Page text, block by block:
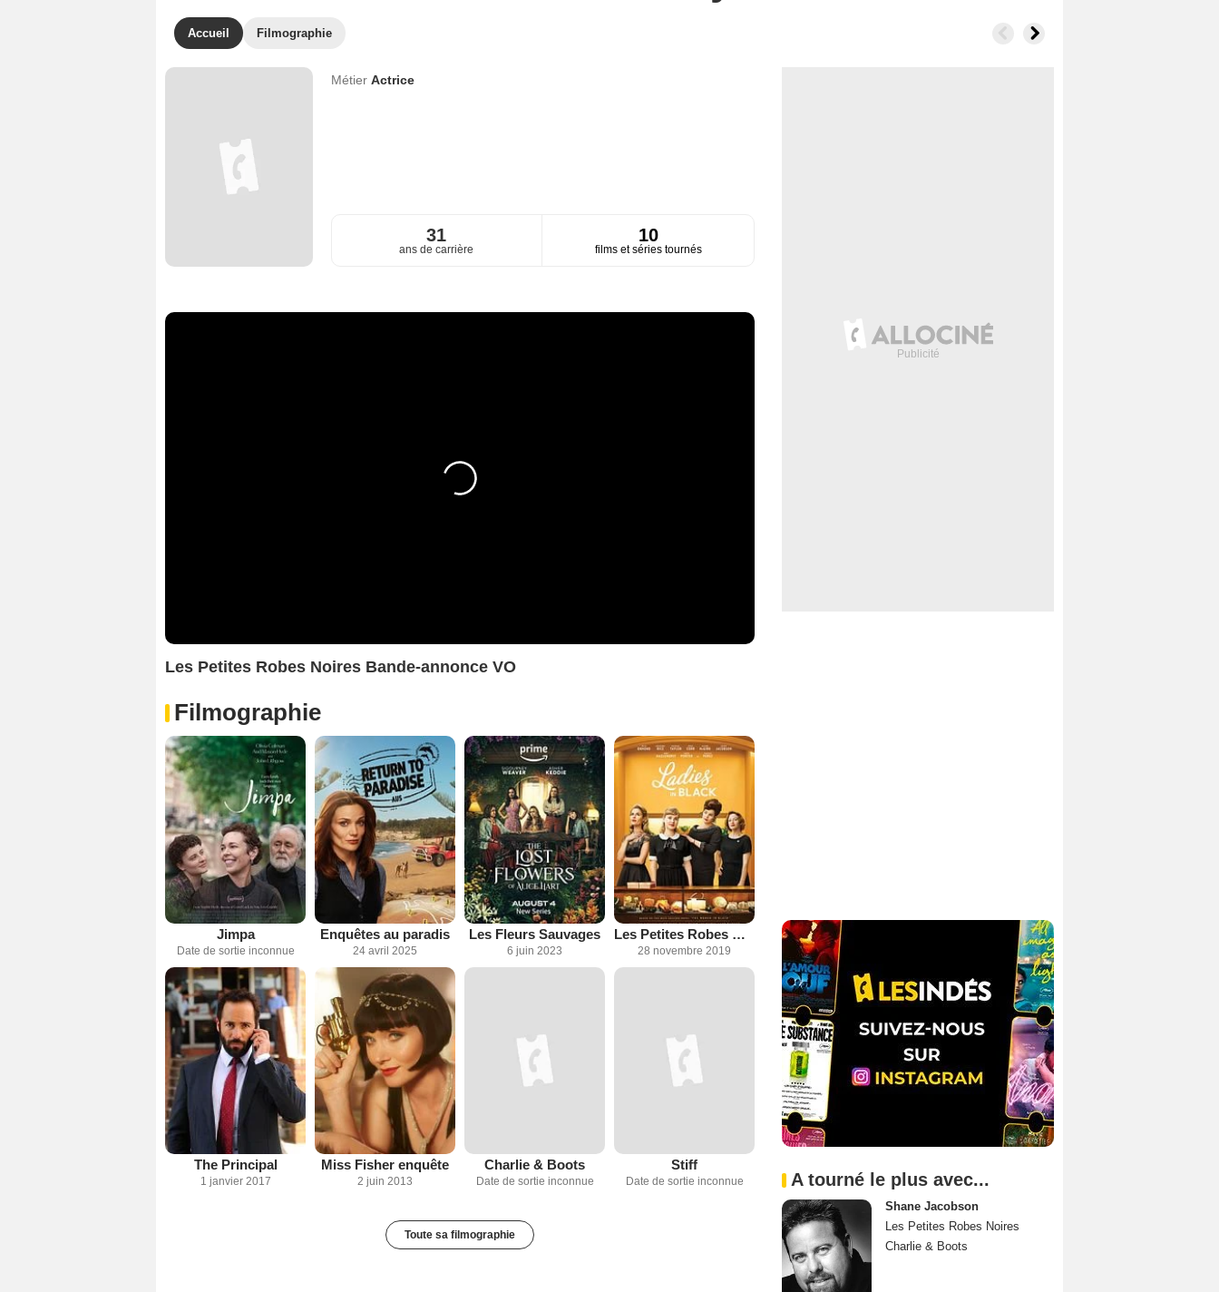
Accueil Filmographie
Métier Actrice
31
ans de carrière
10
films et séries tournés
Les Petites Robes Noires Bande-annonce VO
Filmographie
Jimpa
Date de sortie inconnue
Enquêtes au paradis
24 avril 2025
Les Fleurs Sauvages
6 juin 2023
Les Petites Robes Noires
28 novembre 2019
The Principal
1 janvier 2017
Miss Fisher enquête
2 juin 2013
Charlie & Boots
Date de sortie inconnue
Stiff
Date de sortie inconnue
Toute sa filmographie
A tourné le plus avec...
Shane Jacobson
Les Petites Robes Noires
Charlie & Boots